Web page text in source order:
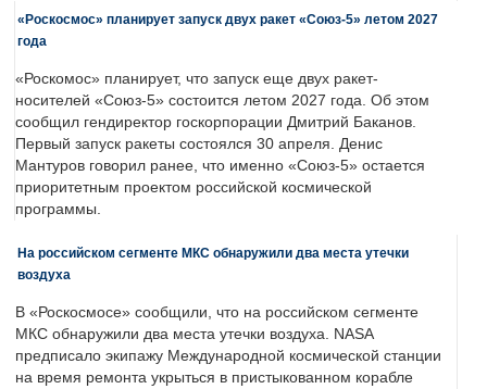
«Роскосмос» планирует запуск двух ракет «Союз-5» летом 2027
года
«Роскомос» планирует, что запуск еще двух ракет-
носителей «Союз-5» состоится летом 2027 года. Об этом
сообщил гендиректор госкорпорации Дмитрий Баканов.
Первый запуск ракеты состоялся 30 апреля. Денис
Мантуров говорил ранее, что именно «Союз-5» остается
приоритетным проектом российской космической
программы.
На российском сегменте МКС обнаружили два места утечки
воздуха
В «Роскосмосе» сообщили, что на российском сегменте
МКС обнаружили два места утечки воздуха. NASA
предписало экипажу Международной космической станции
на время ремонта укрыться в пристыкованном корабле